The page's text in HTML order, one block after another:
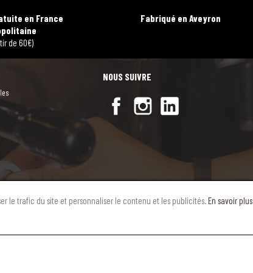
en France
de 60€)
Fabriqué en Aveyron
NOUS SUIVRE
Mentions légales-Conditions générales de vente-RGPD
le trafic du site et personnaliser le contenu et les publicités.En savoir plus